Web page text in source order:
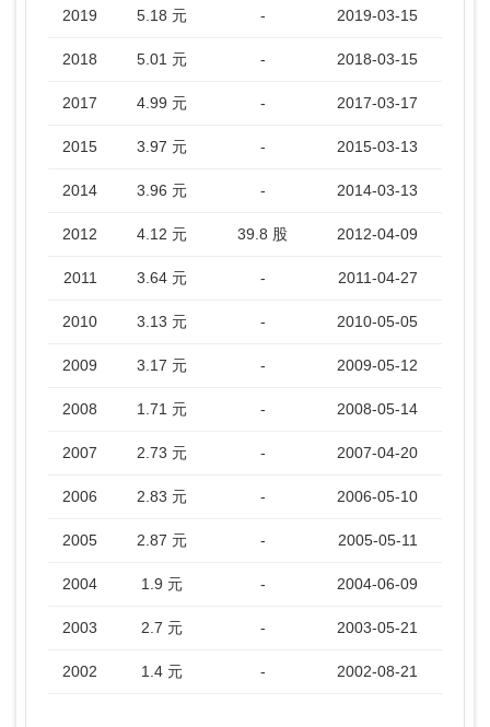
2019 5.18 元 - 2019-03-15
2018 5.01 元 - 2018-03-15
2017 4.99 元 - 2017-03-17
2015 3.97 元 - 2015-03-13
2014 3.96 元 - 2014-03-13
2012 4.12 元 39.8 股 2012-04-09
2011 3.64 元 - 2011-04-27
2010 3.13 元 - 2010-05-05
2009 3.17 元 - 2009-05-12
2008 1.71 元 - 2008-05-14
2007 2.73 元 - 2007-04-20
2006 2.83 元 - 2006-05-10
2005 2.87 元 - 2005-05-11
2004 1.9 元 - 2004-06-09
2003 2.7 元 - 2003-05-21
2002 1.4 元 - 2002-08-21